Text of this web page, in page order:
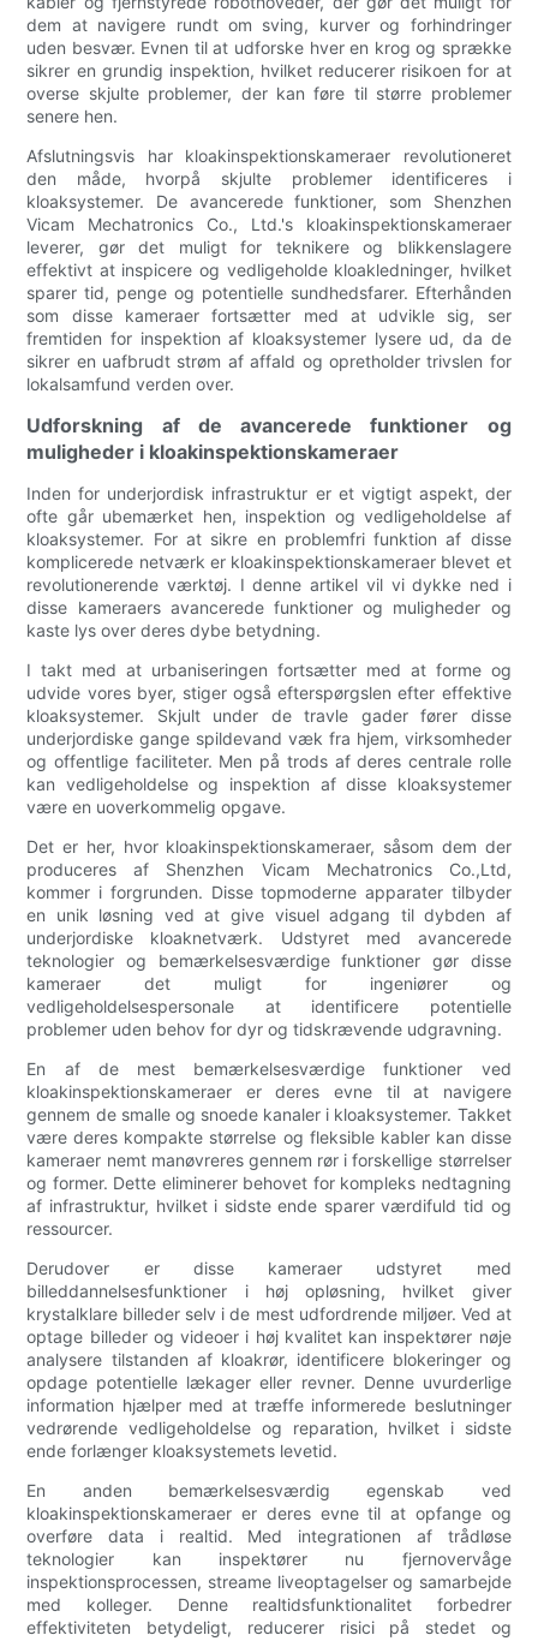
dem at navigere rundt om sving, kurver og forhindringer
uden besvær. Evnen til at udforske hver en krog og sprække
sikrer en grundig inspektion, hvilket reducerer risikoen for at
overse skjulte problemer, der kan føre til større problemer
senere hen.
Afslutningsvis har kloakinspektionskameraer revolutioneret
den måde, hvorpå skjulte problemer identificeres i
kloaksystemer. De avancerede funktioner, som Shenzhen
Vicam Mechatronics Co., Ltd.'s kloakinspektionskameraer
leverer, gør det muligt for teknikere og blikkenslagere
effektivt at inspicere og vedligeholde kloakledninger, hvilket
sparer tid, penge og potentielle sundhedsfarer. Efterhånden
som disse kameraer fortsætter med at udvikle sig, ser
fremtiden for inspektion af kloaksystemer lysere ud, da de
sikrer en uafbrudt strøm af affald og opretholder trivslen for
lokalsamfund verden over.
Udforskning af de avancerede funktioner og
muligheder i kloakinspektionskameraer
Inden for underjordisk infrastruktur er et vigtigt aspekt, der
ofte går ubemærket hen, inspektion og vedligeholdelse af
kloaksystemer. For at sikre en problemfri funktion af disse
komplicerede netværk er kloakinspektionskameraer blevet et
revolutionerende værktøj. I denne artikel vil vi dykke ned i
disse kameraers avancerede funktioner og muligheder og
kaste lys over deres dybe betydning.
I takt med at urbaniseringen fortsætter med at forme og
udvide vores byer, stiger også efterspørgslen efter effektive
kloaksystemer. Skjult under de travle gader fører disse
underjordiske gange spildevand væk fra hjem, virksomheder
og offentlige faciliteter. Men på trods af deres centrale rolle
kan vedligeholdelse og inspektion af disse kloaksystemer
være en uoverkommelig opgave.
Det er her, hvor kloakinspektionskameraer, såsom dem der
produceres af Shenzhen Vicam Mechatronics Co.,Ltd,
kommer i forgrunden. Disse topmoderne apparater tilbyder
en unik løsning ved at give visuel adgang til dybden af
underjordiske kloaknetværk. Udstyret med avancerede
teknologier og bemærkelsesværdige funktioner gør disse
kameraer det muligt for ingeniører og
vedligeholdelsespersonale at identificere potentielle
problemer uden behov for dyr og tidskrævende udgravning.
En af de mest bemærkelsesværdige funktioner ved
kloakinspektionskameraer er deres evne til at navigere
gennem de smalle og snoede kanaler i kloaksystemer. Takket
være deres kompakte størrelse og fleksible kabler kan disse
kameraer nemt manøvreres gennem rør i forskellige størrelser
og former. Dette eliminerer behovet for kompleks nedtagning
af infrastruktur, hvilket i sidste ende sparer værdifuld tid og
ressourcer.
Derudover er disse kameraer udstyret med
billeddannelsesfunktioner i høj opløsning, hvilket giver
krystalklare billeder selv i de mest udfordrende miljøer. Ved at
optage billeder og videoer i høj kvalitet kan inspektører nøje
analysere tilstanden af kloakrør, identificere blokeringer og
opdage potentielle lækager eller revner. Denne uvurderlige
information hjælper med at træffe informerede beslutninger
vedrørende vedligeholdelse og reparation, hvilket i sidste
ende forlænger kloaksystemets levetid.
En anden bemærkelsesværdig egenskab ved
kloakinspektionskameraer er deres evne til at opfange og
overføre data i realtid. Med integrationen af trådløse
teknologier kan inspektører nu fjernovervåge
inspektionsprocessen, streame liveoptagelser og samarbejde
med kolleger. Denne realtidsfunktionalitet forbedrer
effektiviteten betydeligt, reducerer risici på stedet og